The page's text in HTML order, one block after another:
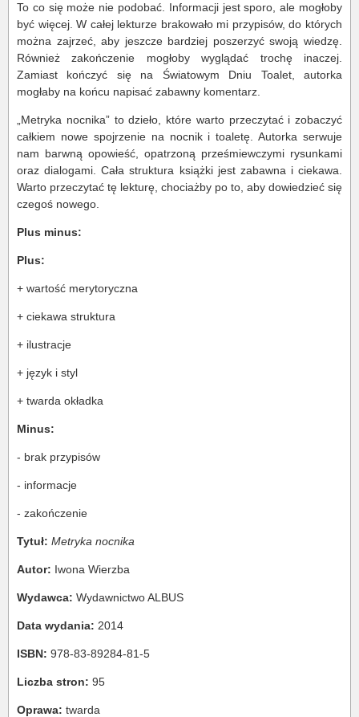
To co się może nie podobać. Informacji jest sporo, ale mogłoby
być więcej. W całej lekturze brakowało mi przypisów, do których
można zajrzeć, aby jeszcze bardziej poszerzyć swoją wiedzę.
Również zakończenie mogłoby wyglądać trochę inaczej.
Zamiast kończyć się na Światowym Dniu Toalet, autorka
mogłaby na końcu napisać zabawny komentarz.
„Metryka nocnika” to dzieło, które warto przeczytać i zobaczyć
całkiem nowe spojrzenie na nocnik i toaletę. Autorka serwuje
nam barwną opowieść, opatrzoną prześmiewczymi rysunkami
oraz dialogami. Cała struktura książki jest zabawna i ciekawa.
Warto przeczytać tę lekturę, chociażby po to, aby dowiedzieć się
czegoś nowego.
Plus minus:
Plus:
+ wartość merytoryczna
+ ciekawa struktura
+ ilustracje
+ język i styl
+ twarda okładka
Minus:
- brak przypisów
- informacje
- zakończenie
Tytuł: Metryka nocnika
Autor: Iwona Wierzba
Wydawca: Wydawnictwo ALBUS
Data wydania: 2014
ISBN: 978-83-89284-81-5
Liczba stron: 95
Oprawa: twarda